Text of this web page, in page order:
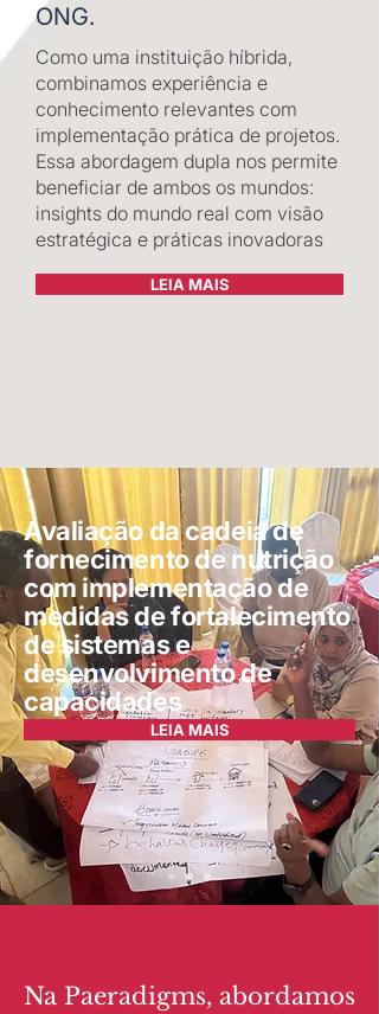
ONG.
Como uma instituição híbrida,
combinamos experiência e
conhecimento relevantes com
implementação prática de projetos.
Essa abordagem dupla nos permite
beneficiar de ambos os mundos:
insights do mundo real com visão
estratégica e práticas inovadoras
LEIA MAIS
Avaliação da cadeia de
fornecimento de nutrição
com implementação de
medidas de fortalecimento
de sistemas e
desenvolvimento de
capacidades
LEIA MAIS
Na Paeradigms, abordamos